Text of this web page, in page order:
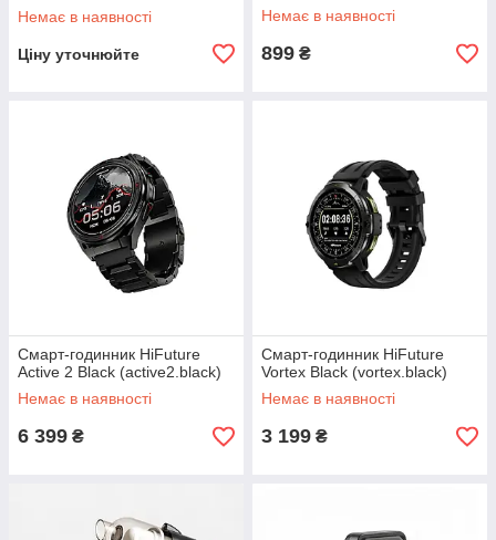
Немає в наявності
Ціну уточнюйте
Немає в наявності
899 ₴
Смарт-годинник HiFuture
Active 2 Black (active2.black)
Немає в наявності
6 399 ₴
Смарт-годинник HiFuture
Vortex Black (vortex.black)
Немає в наявності
3 199 ₴